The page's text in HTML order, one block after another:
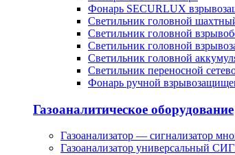
Фонарь SECURLUX
Светильник головной
Светильник головной
Светильник головной
Светильник головной
Светильник переносной
Фонарь ручной
Газоаналитическое оборудование
Газоанализатор — сигнализатор
Газоанализатор универсальный